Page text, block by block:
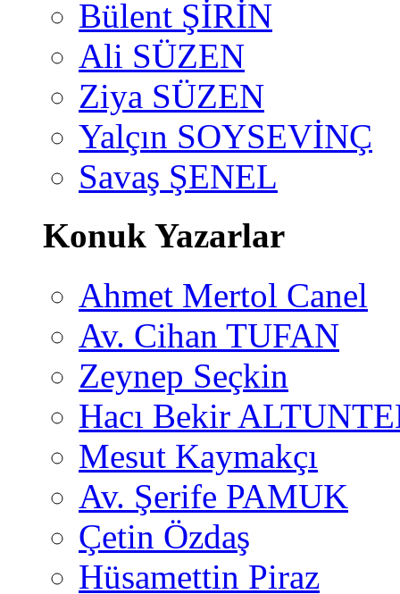
Bülent ŞİRİN
Ali SÜZEN
Ziya SÜZEN
Yalçın SOYSEVİNÇ
Savaş ŞENEL
Konuk Yazarlar
Ahmet Mertol Canel
Av. Cihan TUFAN
Zeynep Seçkin
Hacı Bekir
Mesut Kaymakçı
Av. Şerife PAMUK
Çetin Özdaş
Hüsamettin Piraz